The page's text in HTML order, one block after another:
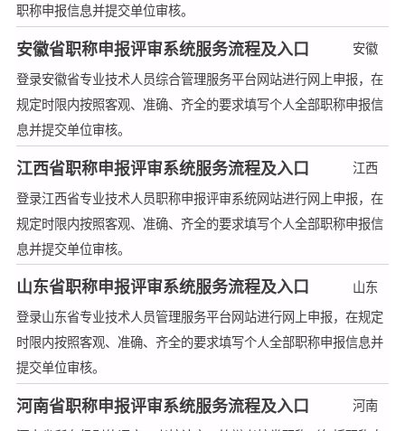
职称申报信息并提交单位审核。
安徽省职称申报评审系统服务流程及入口
安徽
登录安徽省专业技术人员综合管理服务平台网站进行网上申报，在
规定时限内按照客观、准确、齐全的要求填写个人全部职称申报信
息并提交单位审核。
江西省职称申报评审系统服务流程及入口
江西
登录江西省专业技术人员职称申报评审系统网站进行网上申报，在
规定时限内按照客观、准确、齐全的要求填写个人全部职称申报信
息并提交单位审核。
山东省职称申报评审系统服务流程及入口
山东
登录山东省专业技术人员管理服务平台网站进行网上申报，在规定
时限内按照客观、准确、齐全的要求填写个人全部职称申报信息并
提交单位审核。
河南省职称申报评审系统服务流程及入口
河南